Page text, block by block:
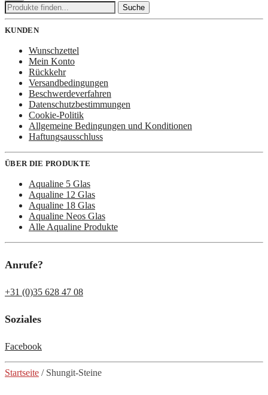
Suche
nach:
Suche
KUNDEN
Wunschzettel
Mein Konto
Rückkehr
Versandbedingungen
Beschwerdeverfahren
Datenschutzbestimmungen
Cookie-Politik
Allgemeine Bedingungen und Konditionen
Haftungsausschluss
ÜBER DIE PRODUKTE
Aqualine 5 Glas
Aqualine 12 Glas
Aqualine 18 Glas
Aqualine Neos Glas
Alle Aqualine Produkte
Anrufe?
+31 (0)35 628 47 08
Soziales
Facebook
Startseite / Shungit-Steine